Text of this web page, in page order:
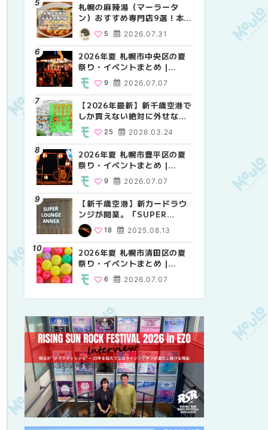
札幌の麻辣湯（マーラータ
ン）おすすめ専門店9選！本
場の量り売りから最新店まで
徹底比較 | MouLa
HOKKAIDO
2026.07.31
5
2026年夏 札幌市中央区の夏
祭り・イベントまとめ |
MouLa HOKKAIDO
2026.07.07
9
【2026年最新】新千歳空港で
しか買えない絶対に外せない
限定スイーツ・焼き菓子18選
| MouLa HOKKAIDO
2026.03.24
25
2026年夏 札幌市豊平区の夏
祭り・イベントまとめ |
MouLa HOKKAIDO
2026.07.07
9
【新千歳空港】新カードラウ
ンジが開業。「SUPER
LOUNGE ANNEX（スーパー
ラウンジアネックス）」をご
紹介！！ | MouLa
HOKKAIDO
2025.08.13
18
2026年夏 札幌市清田区の夏
祭り・イベントまとめ |
MouLa HOKKAIDO
2026.07.07
6
2026年夏 札幌市手稲区の夏
祭り・イベントまとめ |
10
2026年夏 札幌市南区の夏祭
り・イベントまとめ |
8
2026年夏 札幌市清田区の夏
祭り・イベントまとめ |
6
2026年夏 札幌市豊平区の夏
祭り・イベントまとめ |
9
2026年夏 札幌市中央区の夏
祭り・イベントまとめ |
9
2026年夏 恵庭市・千歳市の
夏祭り・イベントまとめ |
9
2026年夏 札幌市手稲区の夏
祭り・イベントまとめ |
10
2026年夏 札幌市清田区の夏
祭り・イベントまとめ |
6
札幌の麻辣湯（マーラータ
ン）おすすめ専門店6選！本
徹底比較 | MouLa
HOKKAIDO
5
【2026年最新】新千歳空港で
しか買えない絶対に外せない
限定スイーツ・焼き菓子18選
| MouLa HOKKAIDO
25
【新千歳空港】新カードラウ
ンジが開業。「SUPER
ラウンジアネックス）」をご
紹介！！ | MouLa
HOKKAIDO
18
2026年夏 札幌市豊平区の夏
祭り・イベントまとめ |
9